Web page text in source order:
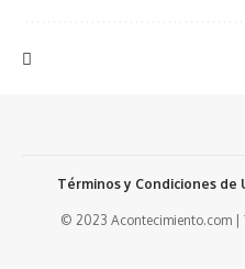
© 2023 Acontecimiento.com |
Términos y Condiciones de